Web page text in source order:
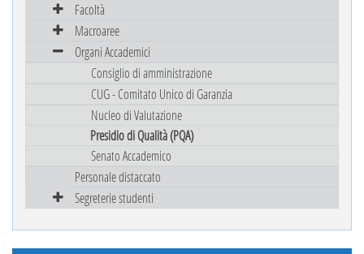
Facoltà
Macroaree
Organi Accademici
Consiglio di amministrazione
CUG - Comitato Unico di Garanzia
Nucleo di Valutazione
Presidio di Qualità (PQA)
Senato Accademico
Personale distaccato
Segreterie studenti